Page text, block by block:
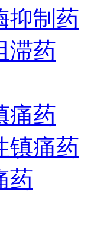
抑制药
滞药
痛药
镇痛药
药